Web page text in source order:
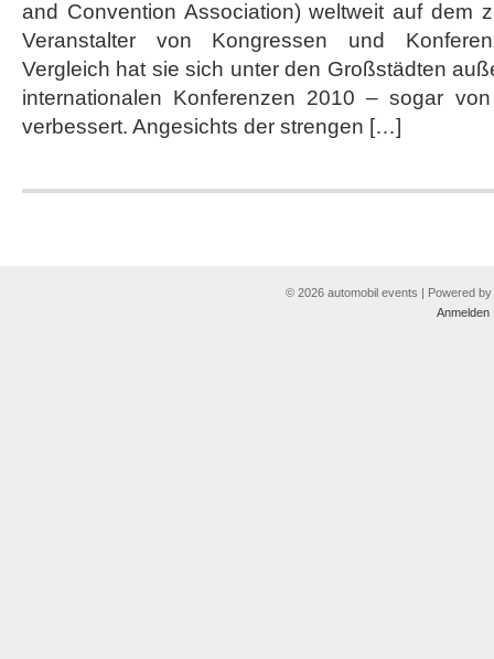
and Convention Association) weltweit auf dem
Veranstalter von Kongressen und
Vergleich hat sie sich unter den Großstädten
internationalen Konferenzen 2010 – sogar
verbessert. Angesichts der strengen […]
© 2026 automobil events | Powered by
Anmelden|